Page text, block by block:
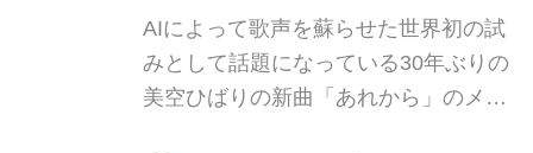
AIによって歌声を蘇らせた世界初の試
みとして話題になっている30年ぶりの
美空ひばりの新曲「あれから」のメモ